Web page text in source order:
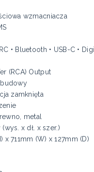
wzmacniacza
• Bluetooth • USB-C •
(RCA) Output
zamknięta
metal
x dł. x szer.)
x 711mm (W) x 127mm (D)